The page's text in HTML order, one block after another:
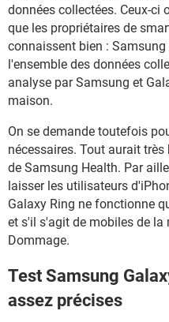
données collectées. Ceux-ci
que les propriétaires de
connaissent bien :
l'ensemble des données
analyse par Samsung et
maison.
On se demande toutefois
nécessaires. Tout aurait
de Samsung Health. Par
laisser les utilisateurs
Galaxy Ring ne fonctionne
et s'il s'agit de mobiles de la
Dommage.
Test Samsung
assez précises